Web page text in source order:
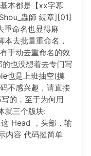
本都是【xx字幕
蟲師 続章][01]
重命名也显得麻
去批量重命名，
手动去重命名的效
也没想着去专门写
也是上班抽空(摸
不感兴趣，请直接
的，至于为何用
就三个版块:
Head ，头部，输
内容 代码挺简单